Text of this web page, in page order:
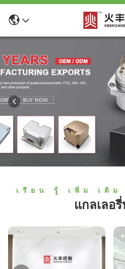
เรียน รู้ เพิ่ม เติม
แกลเลอ